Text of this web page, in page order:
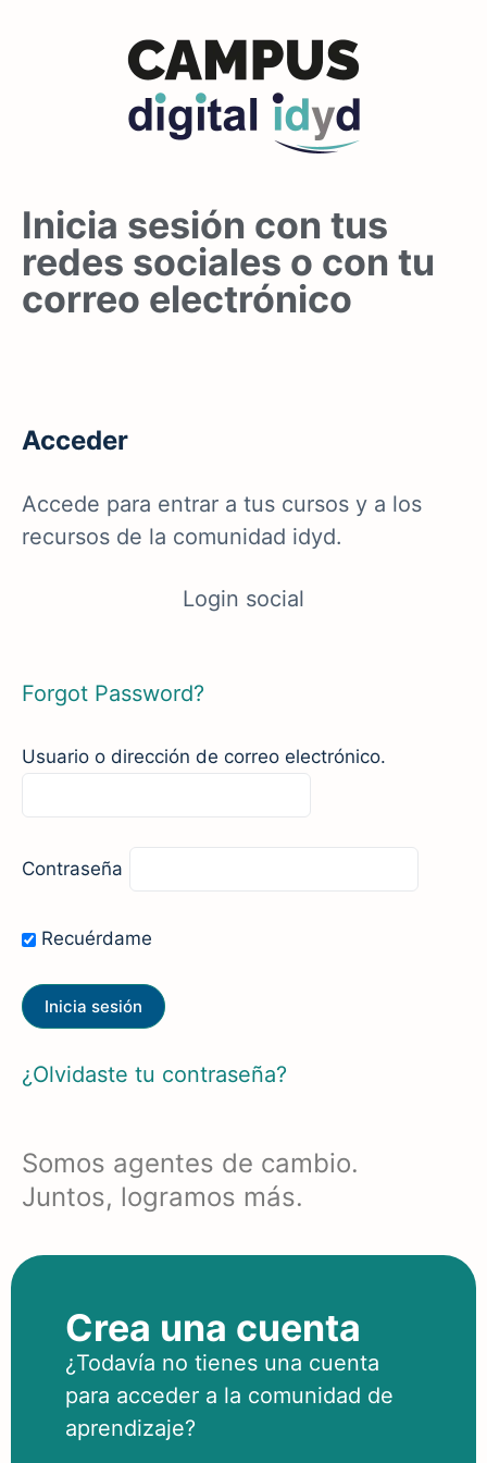
Inicia sesión con tus
redes sociales o con tu
correo electrónico
Acceder
Accede para entrar a tus cursos y a los
recursos de la comunidad idyd.
Login social
Forgot Password?
Usuario o dirección de correo electrónico.
Contraseña
Recuérdame
¿Olvidaste tu contraseña?
Somos agentes de cambio.
Juntos, logramos más.
Crea una cuenta
¿Todavía no tienes una cuenta
para acceder a la comunidad de
aprendizaje?